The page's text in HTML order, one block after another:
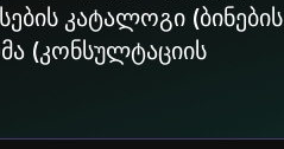
კატალოგი (ბინების
(კონსულტაციის